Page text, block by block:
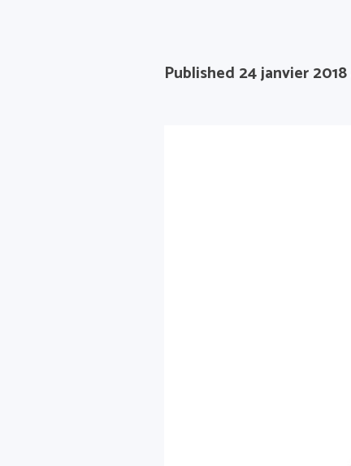
Published 24 janvier 2018